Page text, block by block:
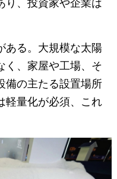
り、投資家や企業は
ある。大規模な太陽
く、家屋や工場、そ
備の主たる設置場所
軽量化が必須、これ